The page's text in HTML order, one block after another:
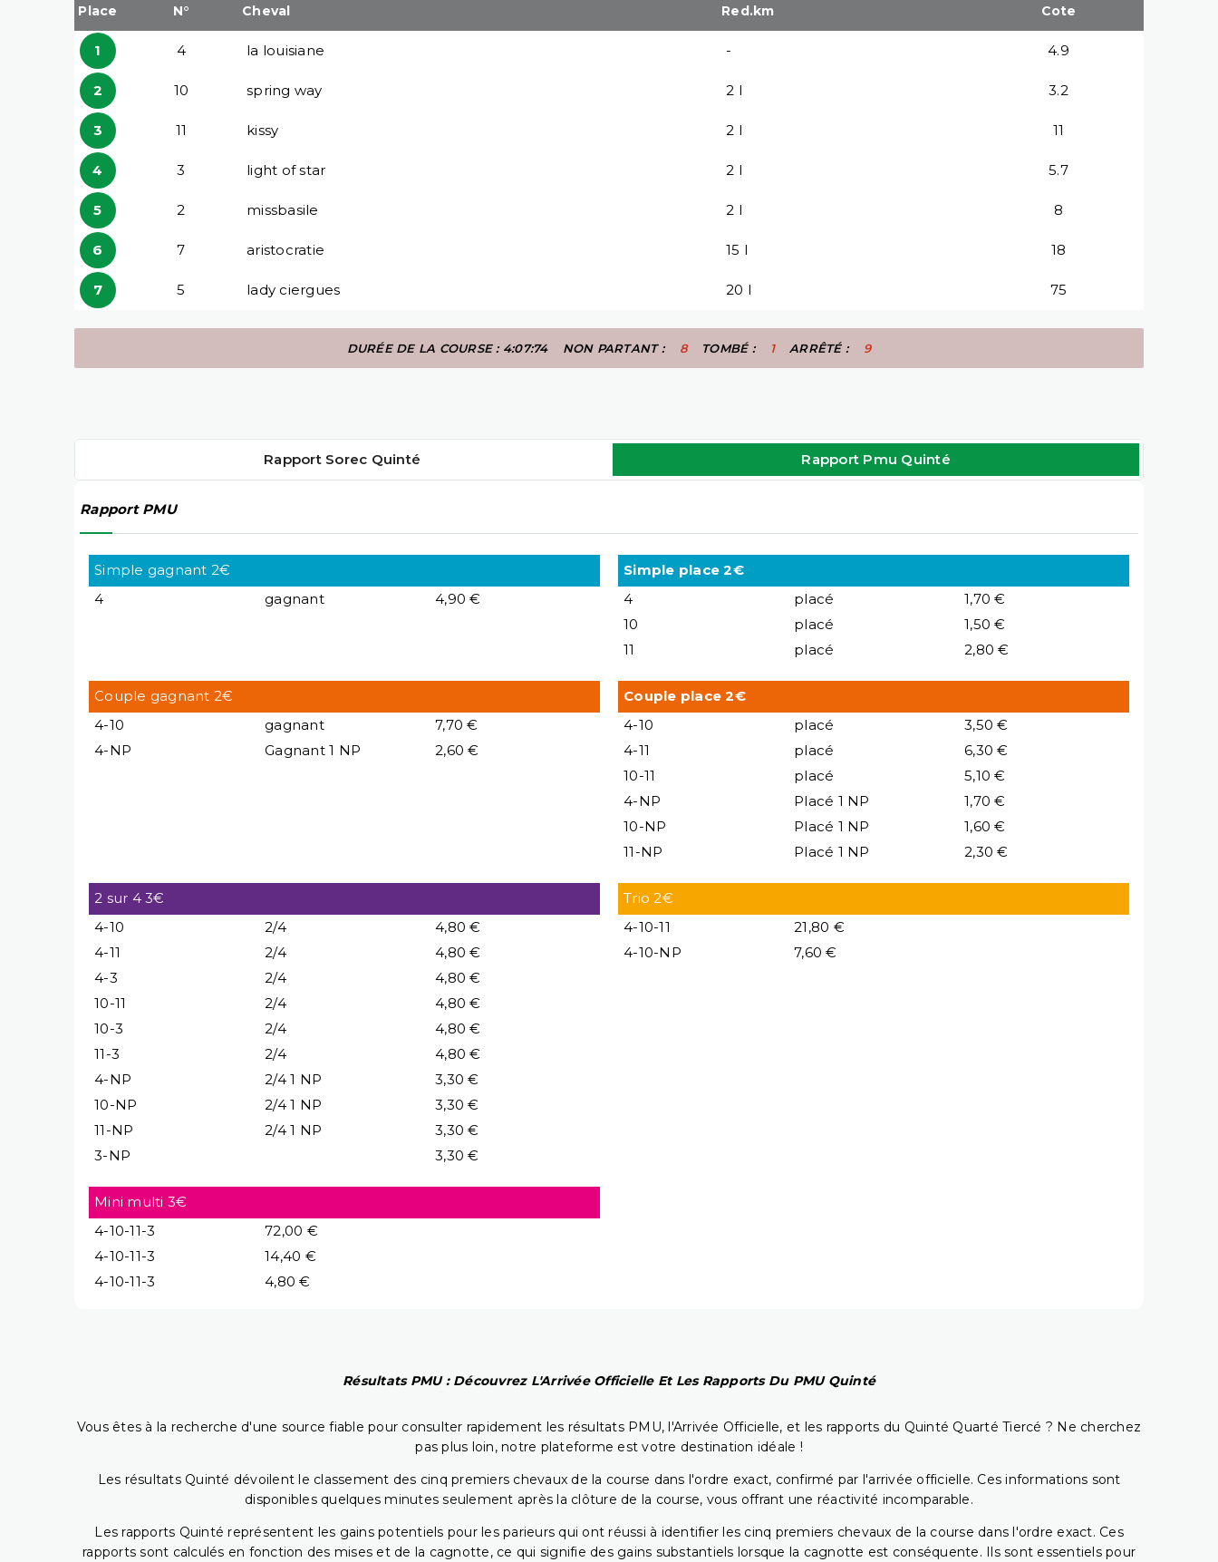
Place N° Cheval Red.km Cote
1 4 la louisiane - 4.9
2 10 spring way 2 l 3.2
3 11 kissy 2 l 11
4 3 light of star 2 l 5.7
5 2 missbasile 2 l 8
6 7 aristocratie 15 l 18
7 5 lady ciergues 20 l 75
DURÉE DE LA COURSE : 4:07:74 NON PARTANT : 8 TOMBÉ : 1 ARRÊTÉ : 9
Rapport Sorec Quinté Rapport Pmu Quinté
Rapport PMU
Simple gagnant 2€
4
gagnant 4,90 €
Simple place 2€
4
placé
1,70 €
10
placé
1,50 €
11
placé 2,80 €
Couple gagnant 2€
4-10
gagnant
7,70 €
4-NP
Gagnant 1 NP 2,60 €
Couple place 2€
4-10
placé
3,50 €
4-11
placé
6,30 €
10-11
placé
5,10 €
4-NP
Placé 1 NP
1,70 €
10-NP
Placé 1 NP
1,60 €
11-NP
Placé 1 NP 2,30 €
2 sur 4 3€
4-10
2/4
4,80 €
4-11
2/4
4,80 €
4-3
2/4
4,80 €
10-11
2/4
4,80 €
10-3
2/4
4,80 €
11-3
2/4
4,80 €
4-NP
2/4 1 NP
3,30 €
10-NP
2/4 1 NP
3,30 €
11-NP
2/4 1 NP
3,30 €
3-NP
3,30 €
Trio 2€
4-10-11
21,80 €
4-10-NP
7,60 €
Mini multi 3€
4-10-11-3
72,00 €
4-10-11-3
14,40 €
4-10-11-3
4,80 €
Résultats PMU : Découvrez L'Arrivée Officielle Et Les Rapports Du PMU Quinté
Vous êtes à la recherche d'une source fiable pour consulter rapidement les résultats PMU, l'Arrivée Officielle, et les rapports du Quinté Quarté Tiercé ? Ne cherchez
pas plus loin, notre plateforme est votre destination idéale !
Les résultats Quinté dévoilent le classement des cinq premiers chevaux de la course dans l'ordre exact, confirmé par l'arrivée officielle. Ces informations sont
disponibles quelques minutes seulement après la clôture de la course, vous offrant une réactivité incomparable.
Les rapports Quinté représentent les gains potentiels pour les parieurs qui ont réussi à identifier les cinq premiers chevaux de la course dans l'ordre exact. Ces
rapports sont calculés en fonction des mises et de la cagnotte, ce qui signifie des gains substantiels lorsque la cagnotte est conséquente. Ils sont essentiels pour